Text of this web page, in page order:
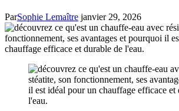
ParSophie Lemaître janvier 29, 2026